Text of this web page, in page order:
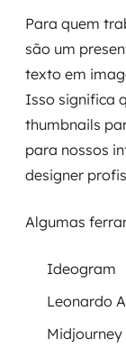
Para quem
são um
texto em
Isso significa
thumbnails
para nossos
designer
Algumas
Ideogram
Leonardo